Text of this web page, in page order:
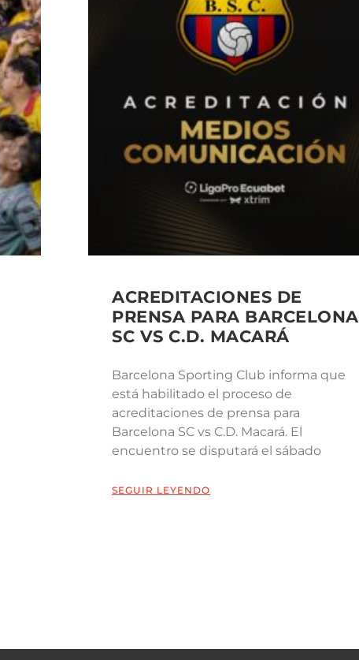
ACREDITACIONES DE
PRENSA PARA BARCELONA
SC VS C.D. MACARÁ
Barcelona Sporting Club informa que
está habilitado el proceso de
acreditaciones de prensa para
Barcelona SC vs C.D. Macará. El
encuentro se disputará el sábado
SEGUIR LEYENDO